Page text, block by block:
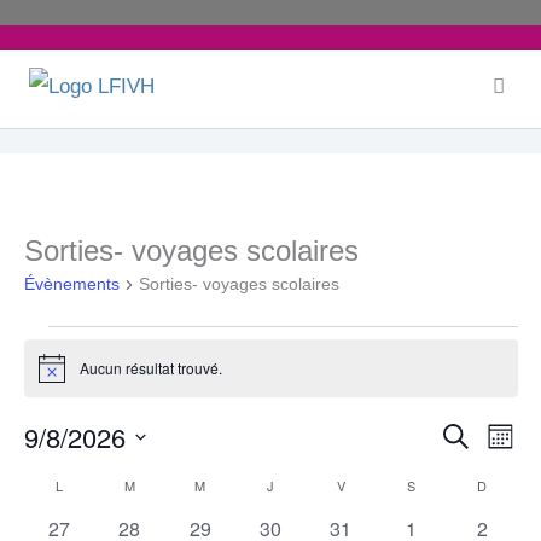
au
contenu
Sorties- voyages scolaires
Évènements Sorties- voyages scolaires
Évènements
Notice Aucun résultat trouvé.
Recherche
Recherche
Mois
9/8/2026
Calendrier
L M M J V S D
0
27
0
28
0
29
0
30
0
31
0
1
0
2